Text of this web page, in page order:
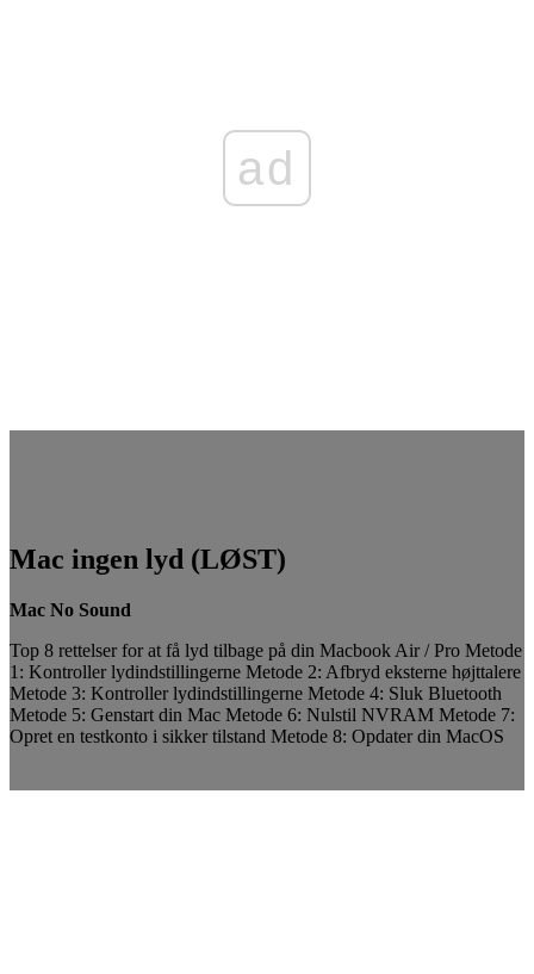
ad
Mac ingen lyd (LØST)
Mac No Sound
Top 8 rettelser for at få lyd tilbage på din Macbook Air / Pro Metode
1: Kontroller lydindstillingerne Metode 2: Afbryd eksterne højttalere
Metode 3: Kontroller lydindstillingerne Metode 4: Sluk Bluetooth
Metode 5: Genstart din Mac Metode 6: Nulstil NVRAM Metode 7:
Opret en testkonto i sikker tilstand Metode 8: Opdater din MacOS